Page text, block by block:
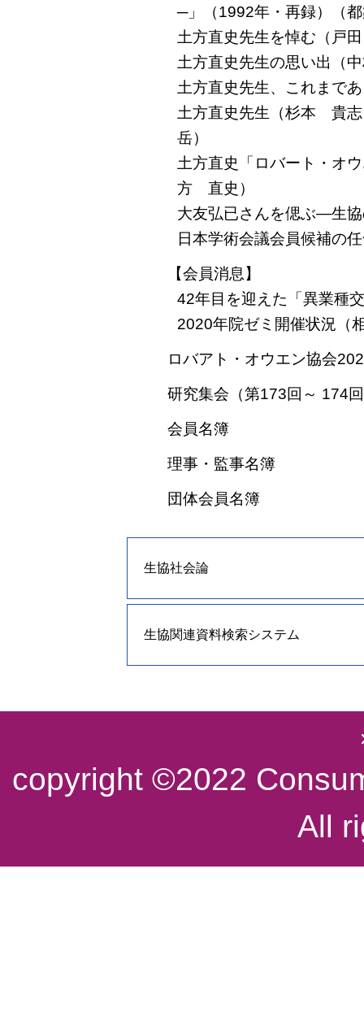
─」（1992年・再録）（
土方直史先生を悼む（戸
土方直史先生の思い出（
土方直史先生、これまで
土方直史先生（杉本 貴
岳）
土方直史「ロバート・オ
方 直史）
大友弘已さんを偲ぶ―生
日本学術会議会員候補の
【会員消息】
42年目を迎えた「異業種
2020年院ゼミ開催状況
ロバアト・オウエン協会
研究集会（第173回～ 174
会員名簿
理事・監事名簿
団体会員名簿
生協社会論
生協関連資料検索システム
copyright ©2022
All